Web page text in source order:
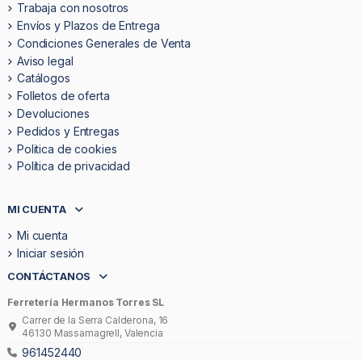
Trabaja con nosotros
Envíos y Plazos de Entrega
Condiciones Generales de Venta
Aviso legal
Catálogos
Folletos de oferta
Devoluciones
Pedidos y Entregas
Politica de cookies
Política de privacidad
MI CUENTA
Mi cuenta
Iniciar sesión
CONTÁCTANOS
Ferretería Hermanos Torres SL
Carrer de la Serra Calderona, 16
46130 Massamagrell, Valencia
961452440